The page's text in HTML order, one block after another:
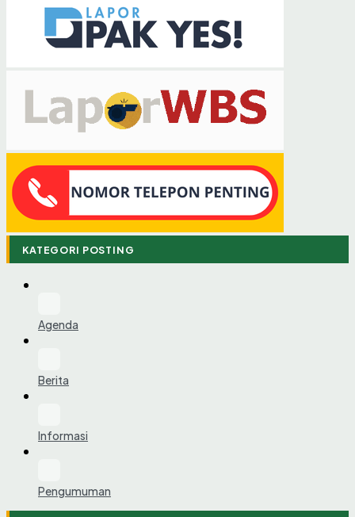
KATEGORI POSTING
Agenda
Berita
Informasi
Pengumuman